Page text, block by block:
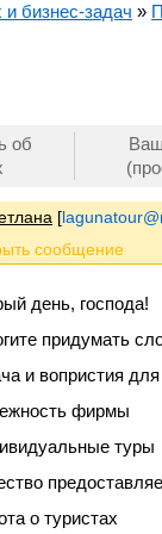
бизнес-задач »
об
[
день, господа!
придумать
и вопристия
фирмы
туры
о туристах